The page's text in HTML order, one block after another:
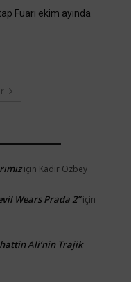
Fuarı ekim ayında
için Kadir Özbey
Wears Prada 2”için
Ali’nin Trajik